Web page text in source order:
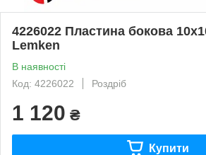
4226022 Пластина бокова
Lemken
В наявності
Код: 4226022
Роздріб
1 120 ₴
Купити